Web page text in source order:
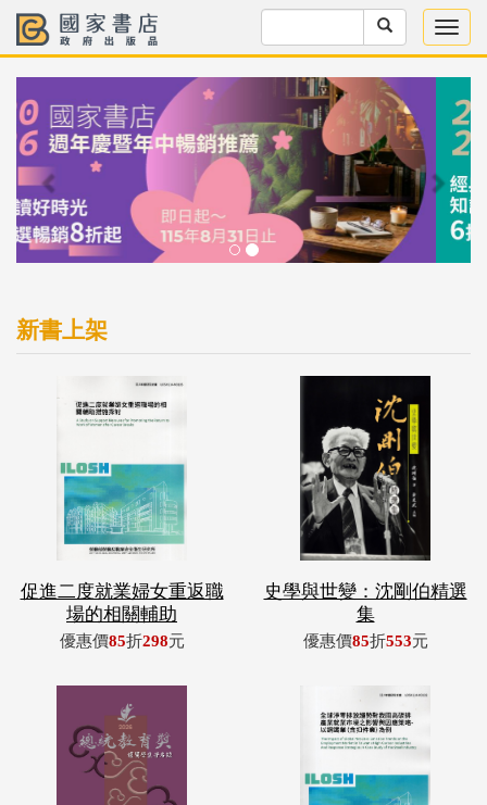
新書上架
促進二度就業婦女重返職
場的相關輔助
優惠價85折298元
史學與世變：沈剛伯精選
集
優惠價85折553元